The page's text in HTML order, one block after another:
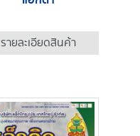
รายละเอียดสินค้า